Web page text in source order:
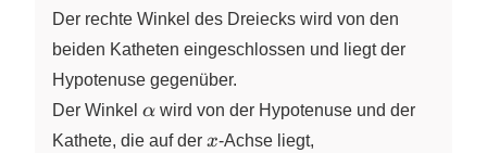
Der rechte Winkel des Dreiecks wird von den
beiden Katheten eingeschlossen und liegt der
Hypotenuse gegenüber.
Der Winkel \alpha
α wird von der Hypotenuse und der
Kathete, die auf der x
x‑Achse liegt,